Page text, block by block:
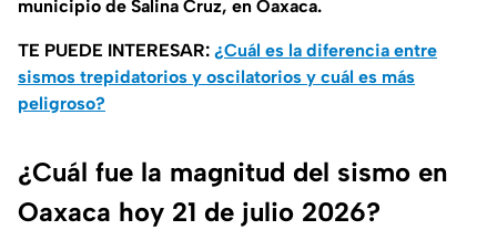
municipio de Salina Cruz, en Oaxaca.
TE PUEDE INTERESAR: ¿Cuál es la diferencia entre
sismos trepidatorios y oscilatorios y cuál es más
peligroso?
¿Cuál fue la magnitud del sismo en
Oaxaca hoy 21 de julio 2026?